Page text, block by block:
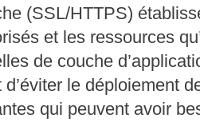
(SSL/HTTPS)
et les ressources
de couche
le déploiement
qui peuvent avoir